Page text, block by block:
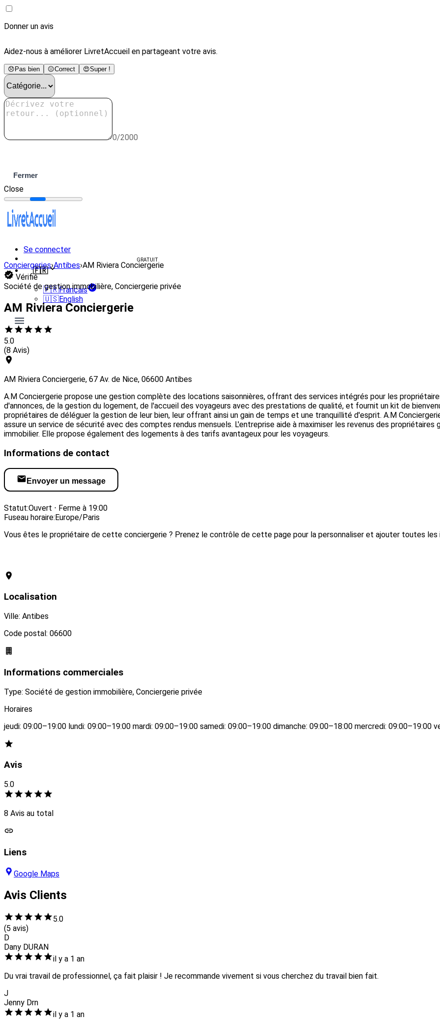
Donner un avis
Aidez-nous à améliorer LivretAccueil en partageant votre avis.
😞 Pas bien 😐Correct 😍Super !
0/2000
Fermer
Close
Se connecter
GRATUIT
🇫🇷
🇫🇷Français
🇺🇸English
Conciergeries›Antibes›AM Riviera Conciergerie
Vérifié
Société de gestion immobilière, Conciergerie privée
AM Riviera Conciergerie
5.0
(8 Avis)
AM Riviera Conciergerie, 67 Av. de Nice, 06600 Antibes
A.M Conciergerie propose une gestion complète des locations saisonnières, offrant des services intégrés pour les
d'annonces, de la gestion du logement, de l'accueil des voyageurs avec des prestations de qualité, et fournit un kit de
propriétaires de déléguer la gestion de leur bien, leur offrant ainsi un gain de temps et une tranquillité d'esprit. A.M
assure un service de sécurité avec des comptes rendus mensuels. L'entreprise aide à maximiser les revenus des
immobilier. Elle propose également des logements à des tarifs avantageux pour les voyageurs.
Informations de contact
Envoyer un message
Statut:Ouvert ⋅ Ferme à 19:00
Fuseau horaire:Europe/Paris
Vous êtes le propriétaire de cette conciergerie ? Prenez le contrôle de cette page pour la personnaliser et ajouter toutes les
Localisation
Ville: Antibes
Code postal: 06600
Informations commerciales
Type: Société de gestion immobilière, Conciergerie privée
Horaires
jeudi: 09:00–19:00 lundi: 09:00–19:00 mardi: 09:00–19:00 samedi: 09:00–19:00 dimanche: 09:00–18:00 mercredi: 09:00–19:00
Avis
5.0
8 Avis au total
Liens
Google Maps
Avis Clients
5.0
(5 avis)
D
Dany DURAN
il y a 1 an
Du vrai travail de professionnel, ça fait plaisir ! Je recommande vivement si vous cherchez du travail bien fait.
J
Jenny Drn
il y a 1 an